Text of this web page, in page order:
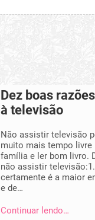
Dez boas
à televisão
Não assistir televisão
muito mais tempo livre
família e ler bom livro.
não assistir
certamente é a maior
e de…
Continuar lendo…